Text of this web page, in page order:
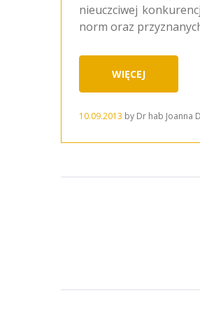
nieuczciwej
norm oraz
WIĘCEJ
10.09.2013 by Dr hab Joanna